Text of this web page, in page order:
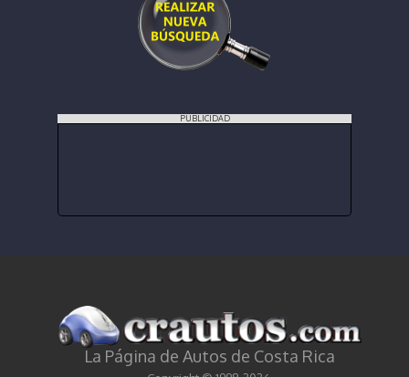
PUBLICIDAD
La Página de Autos de Costa Rica